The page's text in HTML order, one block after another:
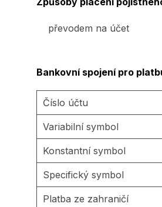
převodem na účet
Bankovní spojení pro
Číslo účtu
Variabilní symbol
Konstantní symbol
Specifický symbol
Platba ze zahraničí